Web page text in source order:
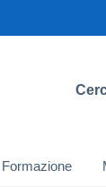
Formazione